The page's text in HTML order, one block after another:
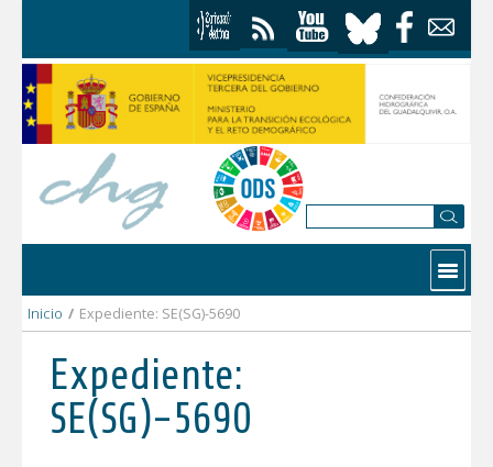
Contactar
Inicio / Expediente: SE(SG)-5690
Expediente:
SE(SG)-5690